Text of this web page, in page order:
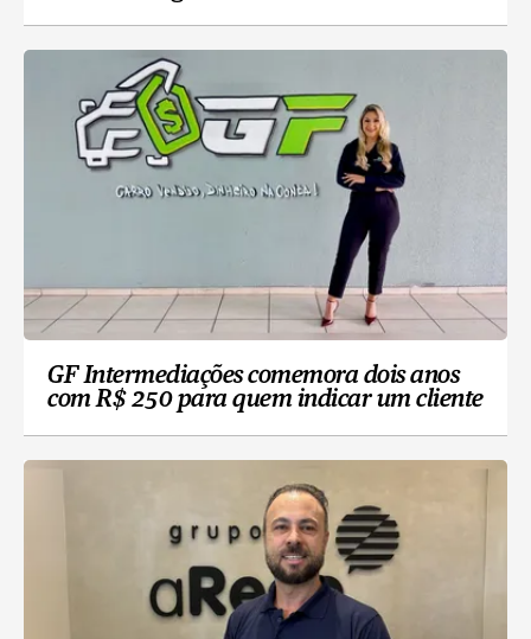
GF Intermediações comemora dois anos
com R$ 250 para quem indicar um cliente